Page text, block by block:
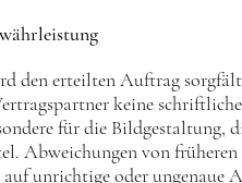
den erteilten Auftrag
keine
für die Bildgestaltung,
Abweichungen von
unrichtige oder ungenaue